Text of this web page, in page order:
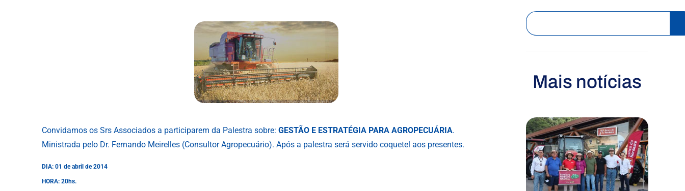
Convidamos os Srs Associados a participarem da Palestra sobre: GESTÃO E ESTRATÉGIA PARA AGROPECUÁRIA.
Ministrada pelo Dr. Fernando Meirelles (Consultor Agropecuário). Após a palestra será servido coquetel aos presentes.
DIA: 01 de abril de 2014
HORA: 20hs.
Mais notícias